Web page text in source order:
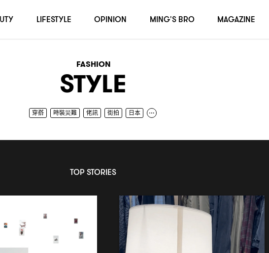
FASHION
STYLE
穿搭 時裝災難 佬訊 街拍
日本
TOP STORIES
LIFESTYLE OPINION MING'S BRO MAGAZINE